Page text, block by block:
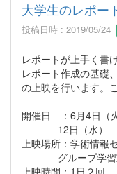
大学生のレポー
投稿日時 : 2019/05/24
レポートが上手く書
レポート作成の基礎
の上映を行います。
開催日 ：6月4日（
12日（水）
上映場所：学術情
グループ学習
上映時間：1日２回